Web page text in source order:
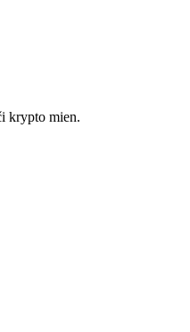
krypto mien.